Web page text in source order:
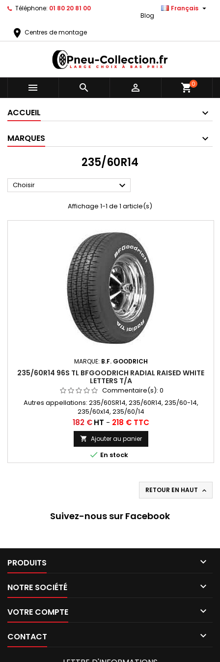
Téléphone: 01 80 20 81 00 Français 
Blog
location_on Centres de montage
   shopping_cart0
ACCUEIL
MARQUES
235/60R14
Choisir 
Affichage 1-1 de 1 article(s)
MARQUE: B.F. GOODRICH
235/60R14 96S TL BFGOODRICH RADIAL RAISED WHITE
LETTERS T/A
Commentaire(s): 0
Autres appellations: 235/60SR14, 235/60R14, 235/60-14,
235/60x14, 235/60/14
Prix
182 € HT - 218 € TTC
 Ajouter au panier
 En stock
RETOUR EN HAUT 
Suivez-nous sur Facebook
PRODUITS 
NOTRE SOCIÉTÉ 
VOTRE COMPTE 
CONTACT 